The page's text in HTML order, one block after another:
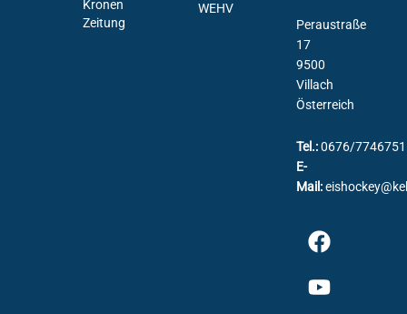
Kronen
Zeitung
WEHV
Peraustraße
17
9500
Villach
Österreich
Tel.:0676/7746751
E-
Mail: